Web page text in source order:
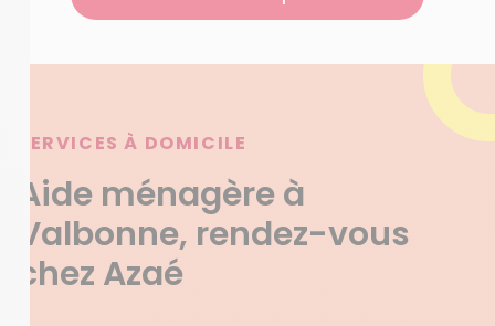
SERVICES À DOMICILE
Aide ménagère à
Valbonne, rendez-vous
chez Azaé